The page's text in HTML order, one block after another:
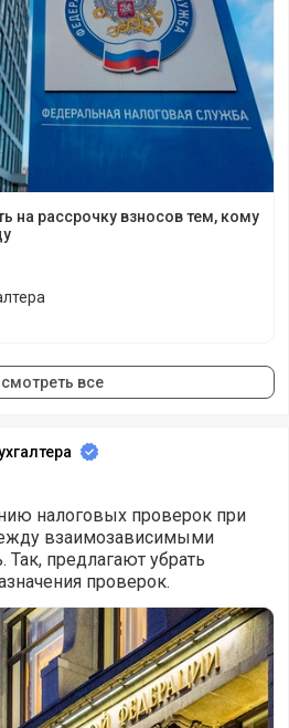
на рассрочку взносов тем, кому
все
налоговых проверок при
взаимозависимыми
Так, предлагают убрать
проверок.
поправки в порядок